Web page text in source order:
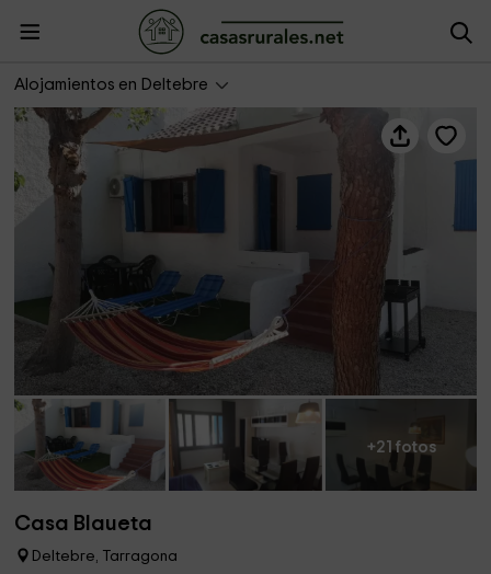
Alojamientos en Deltebre
+21 fotos
Casa Blaueta
Deltebre, Tarragona